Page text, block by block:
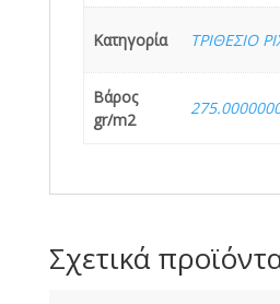
Κατηγορία ΤΡΙΘΕΣΙΟ
Βάρος
gr/m2
Σχετικά